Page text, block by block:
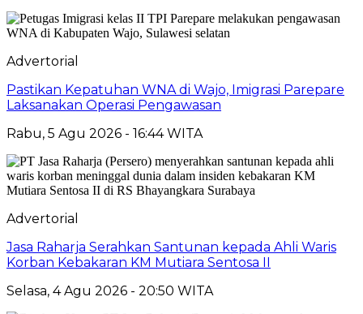
Advertorial
Pastikan Kepatuhan WNA di Wajo, Imigrasi Parepare
Laksanakan Operasi Pengawasan
Rabu, 5 Agu 2026 - 16:44 WITA
Advertorial
Jasa Raharja Serahkan Santunan kepada Ahli Waris
Korban Kebakaran KM Mutiara Sentosa II
Selasa, 4 Agu 2026 - 20:50 WITA